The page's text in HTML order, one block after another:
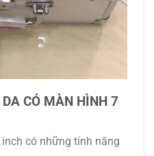
CÓ MÀN HÌNH 7
có những tính năng